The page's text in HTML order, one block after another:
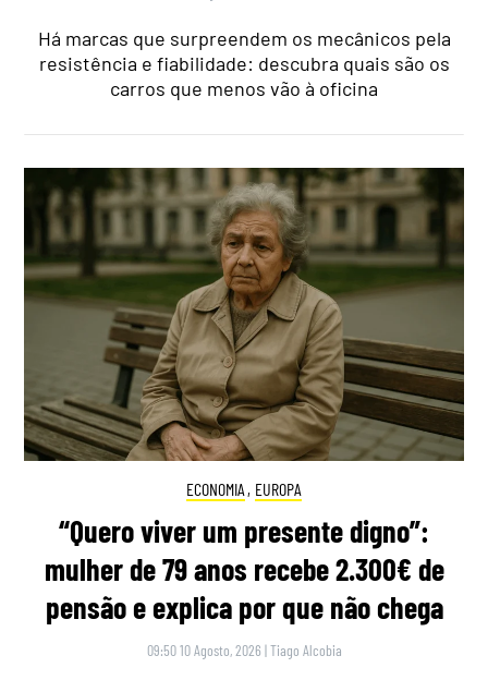
Há marcas que surpreendem os mecânicos pela
resistência e fiabilidade: descubra quais são os
carros que menos vão à oficina
ECONOMIA , EUROPA
“Quero viver um presente digno”:
mulher de 79 anos recebe 2.300€ de
pensão e explica por que não chega
09:50 10 Agosto, 2026 |Tiago Alcobia